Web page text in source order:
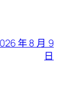
年 8 月 9
日